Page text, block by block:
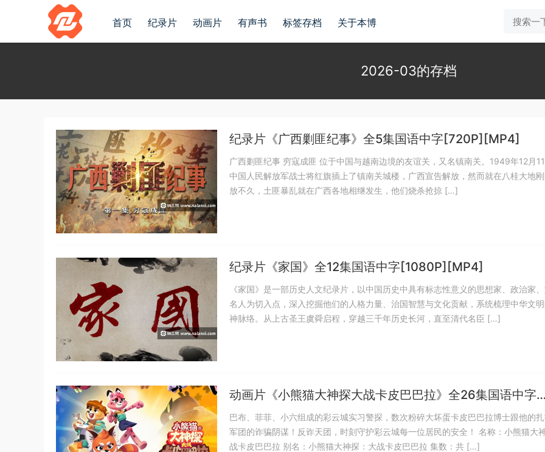
首页 纪录片 动画片 有声书 标签存档 关于本博
2026-03的存档
纪录片《广西剿匪纪事》全5集国语中字[720P][MP4]
广西剿匪纪事 穷寇成匪 位于中国与越南边境的友谊关，又名镇南关。1949年12月11
中国人民解放军战士将红旗插上了镇南关城楼，广西宣告解放，然而就在八桂大地刚
放不久，土匪暴乱就在广西各地相继发生，他们烧杀抢掠 […]
纪录片《家国》全12集国语中字[1080P][MP4]
《家国》是一部历史人文纪录片，以中国历史中具有标志性意义的思想家、政治家
名人为切入点，深入挖掘他们的人格力量、治国智慧与文化贡献，系统梳理中华文明
神脉络。从上古圣王虞舜启程，穿越三千年历史长河，直至清代名臣 […]
动画片《小熊猫大神探大战卡皮巴巴拉》全26集国语中字
[1080P][MP4]
巴布、菲菲、小六组成的彩云城实习警探，数次粉碎大坏蛋卡皮巴巴拉博士跟他的
军团的诈骗阴谋！反诈天团，时刻守护彩云城每一位居民的安全！ 名称：小熊猫大
战卡皮巴巴拉 别名：小熊猫大神探：大战卡皮巴巴拉 集数：共 […]